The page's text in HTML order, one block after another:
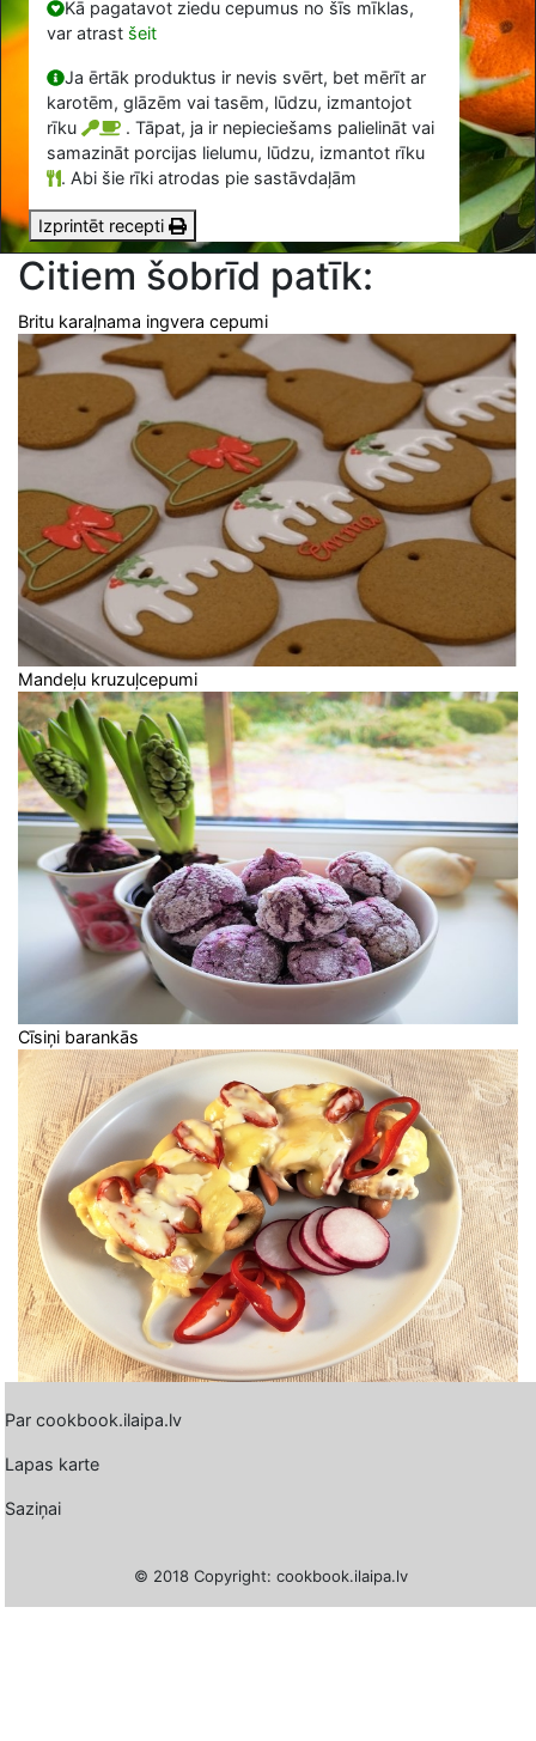
Kā pagatavot ziedu cepumus no šīs mīklas,
var atrast šeit
Ja ērtāk produktus ir nevis svērt, bet mērīt ar
karotēm, glāzēm vai tasēm, lūdzu, izmantojot
rīku
. Tāpat, ja ir nepieciešams palielināt vai
samazināt porcijas lielumu, lūdzu, izmantot rīku
. Abi šie rīki atrodas pie sastāvdaļām
Izprintēt recepti
Citiem šobrīd patīk:
Britu karaļnama ingvera cepumi
Mandeļu kruzuļcepumi
Cīsiņi barankās
Par cookbook.ilaipa.lv
Lapas karte
Saziņai
© 2018 Copyright: cookbook.ilaipa.lv